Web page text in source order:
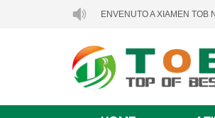
BENVENUTO A XIAMEN TOB NEW